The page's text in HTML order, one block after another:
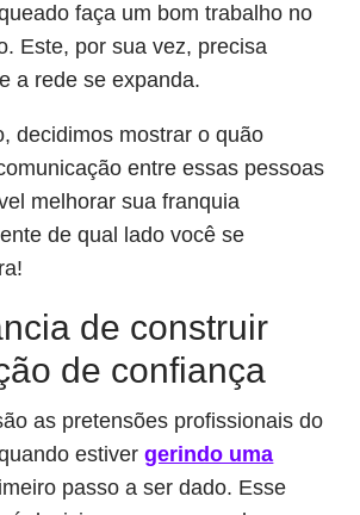
faça um bom trabalho no
Este, por sua vez, precisa
a rede se expanda.
decidimos mostrar o quão
entre essas pessoas
melhorar sua franquia
de qual lado você se
de construir
de confiança
as pretensões profissionais do
estivergerindo uma
passo a ser dado. Esse